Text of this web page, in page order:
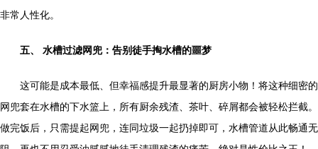
非常人性化。
五、 水槽过滤网兜：告别徒手掏水槽的噩梦
这可能是成本最低、但幸福感提升最显著的厨房小物！将这种细密的
网兜套在水槽的下水篮上，所有厨余残渣、茶叶、碎屑都会被轻松拦截。
做完饭后，只需提起网兜，连同垃圾一起扔掉即可，水槽管道从此畅通无